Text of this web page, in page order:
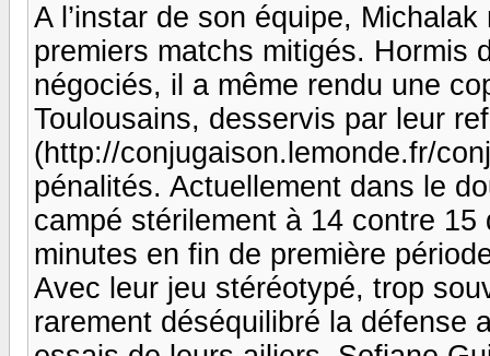
A l’instar de son équipe,
premiers matchs mitigés. Hormis
négociés, il a même rendu une
Toulousains, desservis par leur
(http://conjugaison.lemonde.fr/
pénalités. Actuellement dans le
campé stérilement à 14 contre
minutes en fin de première
Avec leur jeu stéréotypé, trop
rarement déséquilibré la défense